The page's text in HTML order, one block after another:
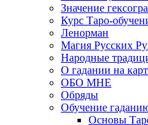
Значение
Курс Таро-
Ленорман
Магия Русских
Народные
О гадании на
ОБО МНЕ
Обряды
Обучение
Основы